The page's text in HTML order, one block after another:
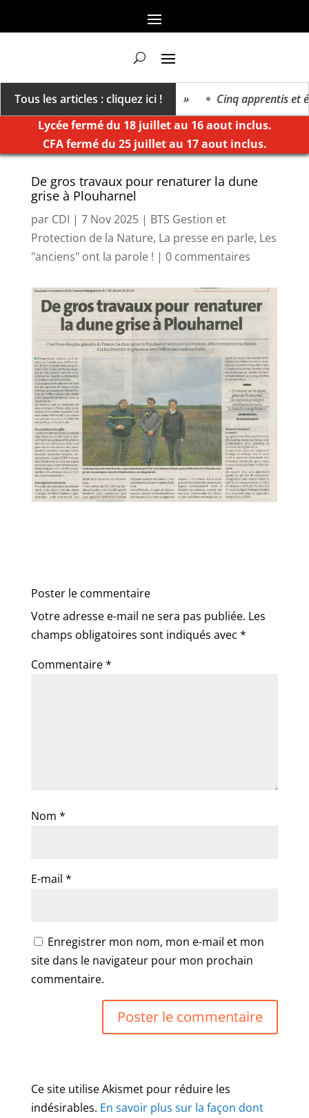
Tous les articles : cliquez ici !
vers un millésime des extrêmes »
Cinq apprentis et
Lycée fermé du 18 juillet au 16 aout inclus.
CFA fermé du 25 juillet au 17 aout inclus.
De gros travaux pour renaturer la dune
grise à Plouharnel
par CDI | 7 Nov 2025| BTS Gestion et
Protection de la Nature, La presse en parle, Les
"anciens" ont la parole ! | 0 commentaires
Poster le commentaire
Votre adresse e-mail ne sera pas publiée. Les
champs obligatoires sont indiqués avec *
Commentaire*
Nom *
E-mail *
Enregistrer mon nom, mon e-mail et mon
site dans le navigateur pour mon prochain
commentaire.
Ce site utilise Akismet pour réduire les
indésirables. En savoir plus sur la façon dont